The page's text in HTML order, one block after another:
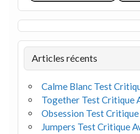
Articles récents
Calme Blanc Test
Together Test Critique
Obsession Test
Jumpers Test Critique